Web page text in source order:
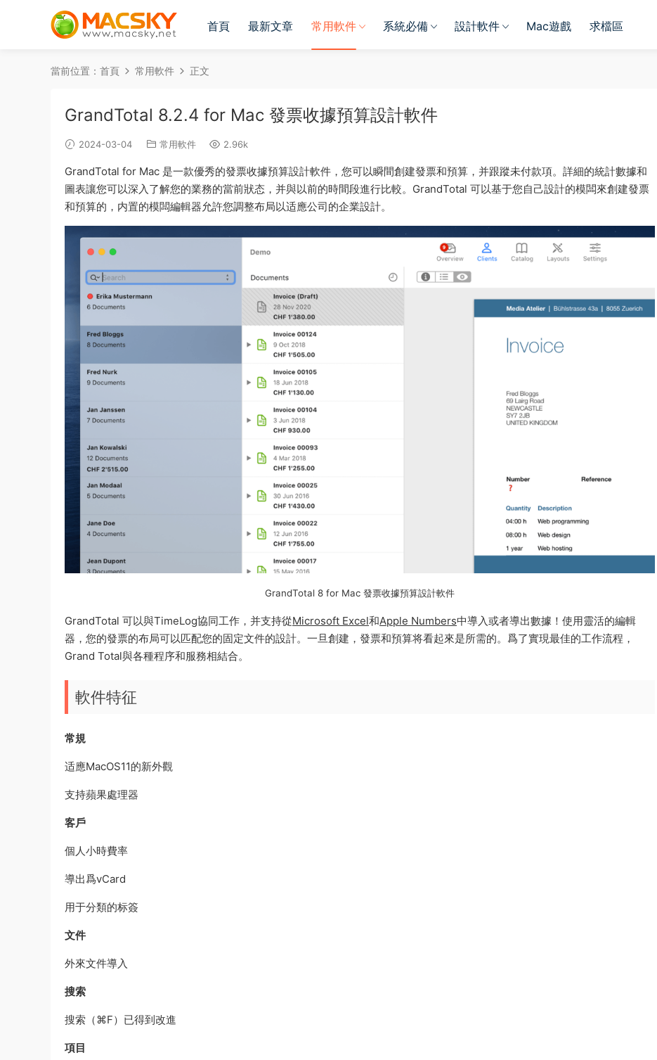
首頁 最新文章 常用軟件 系統必備 設計軟件 Mac遊戲 求檔區
當前位置： 首頁 常用軟件 正文
GrandTotal 8.2.4 for Mac 發票收據預算設計軟件
2024-03-04 常用軟件 2.96k
GrandTotal for Mac 是一款優秀的發票收據預算設計軟件，您可以瞬間創建發票和預算，并跟蹤未付款項。詳細的統計數據和
圖表讓您可以深入了解您的業務的當前狀态，并與以前的時間段進行比較。GrandTotal 可以基于您自己設計的模闆來創建發票
和預算的，内置的模闆編輯器允許您調整布局以适應公司的企業設計。
GrandTotal 8 for Mac 發票收據預算設計軟件
GrandTotal 可以與TimeLog協同工作，并支持從Microsoft Excel和Apple Numbers中導入或者導出數據！使用靈活的編輯
器，您的發票的布局可以匹配您的固定文件的設計。一旦創建，發票和預算将看起來是所需的。爲了實現最佳的工作流程，
Grand Total與各種程序和服務相結合。
軟件特征
常規
适應MacOS11的新外觀
支持蘋果處理器
客戶
個人小時費率
導出爲vCard
用于分類的标簽
文件
外來文件導入
搜索
搜索（⌘F）已得到改進
項目